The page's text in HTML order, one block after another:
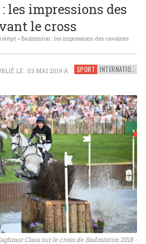
23 Janvier 2027 !
les impressions des
le cross
» Badminton : les impressions des cavaliers
SPORT INTERNATIONAL
LE : 03 MAI 2019 À
Class sur le cross de Badminton 2018 -